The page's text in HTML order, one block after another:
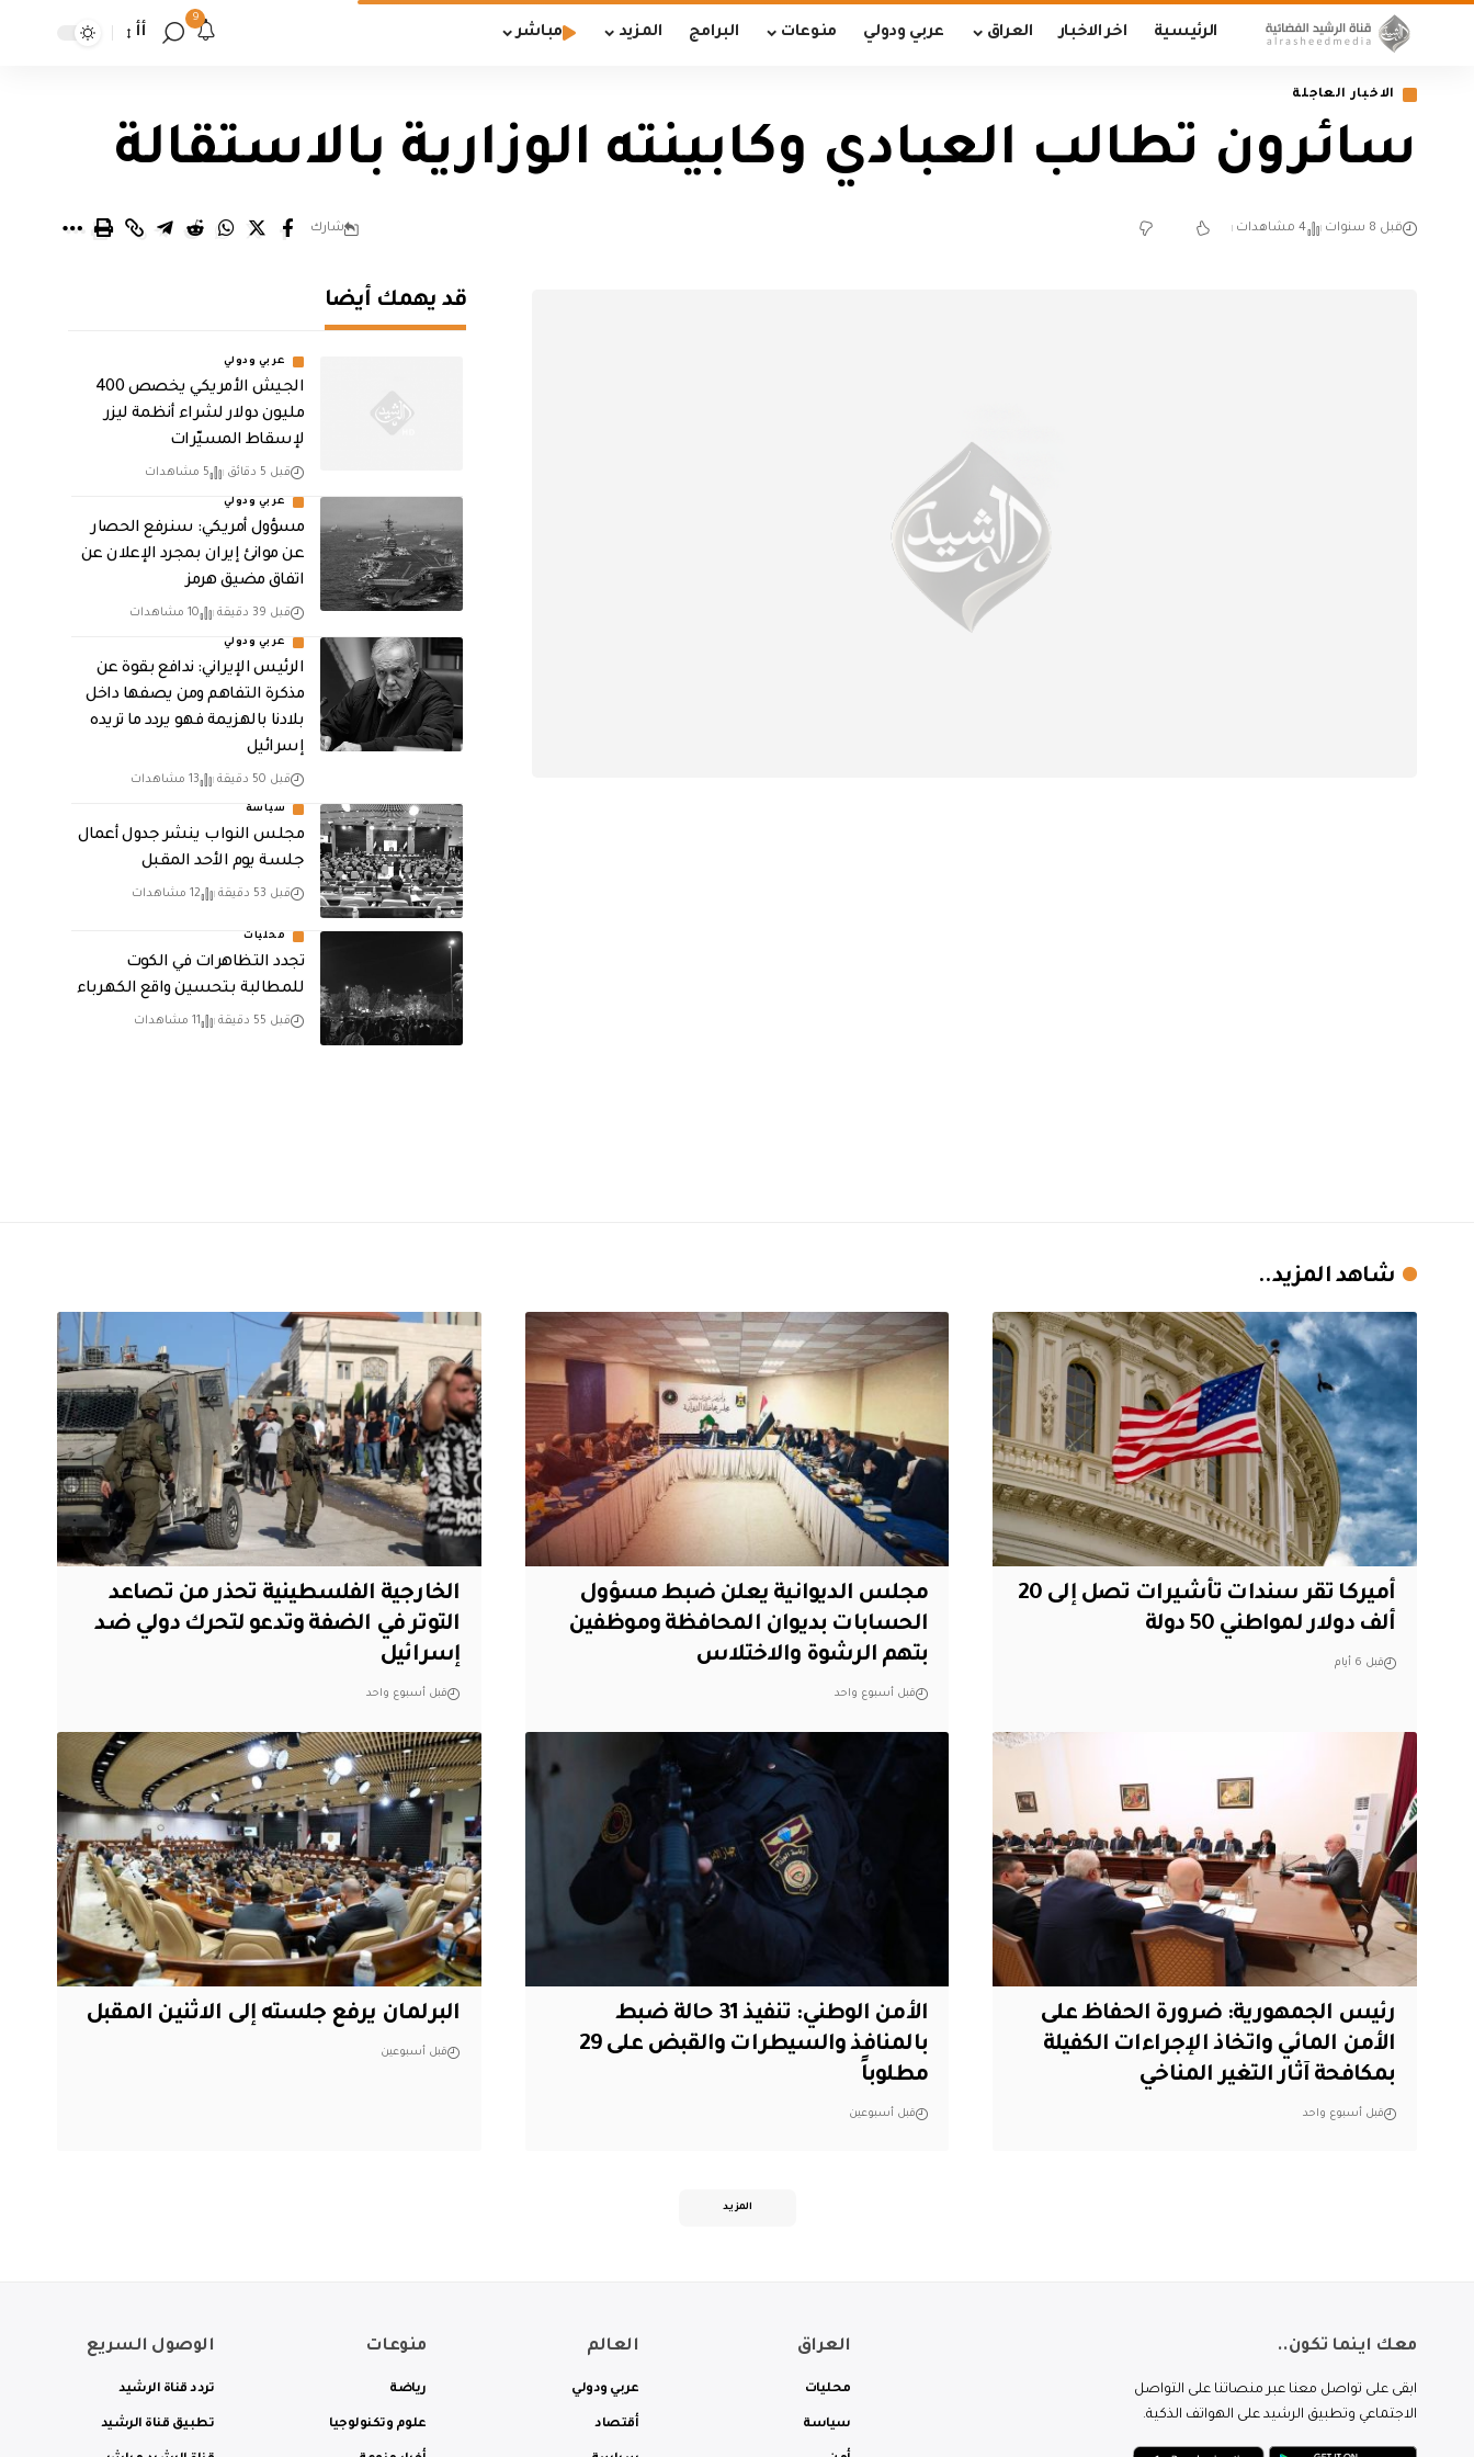
الرئيسية اخر الاخبار العراق عربي ودولي منوعات البرامج المزيد مباشر
9
أأ
الاخبار العاجلة
سائرون تطالب العبادي وكابينته الوزارية بالاستقالة
قبل 8 سنوات 4 مشاهدات شارك
قد يهمك أيضا
عربي ودولي
الجيش الأمريكي يخصص 400
مليون دولار لشراء أنظمة ليزر
لإسقاط المسيّرات
قبل 5 دقائق 5 مشاهدات
عربي ودولي
مسؤول أمريكي: سنرفع الحصار
عن موانئ إيران بمجرد الإعلان عن
اتفاق مضيق هرمز
قبل 39 دقيقة 10 مشاهدات
عربي ودولي
الرئيس الإيراني: ندافع بقوة عن
مذكرة التفاهم ومن يصفها داخل
بلادنا بالهزيمة فهو يردد ما تريده
إسرائيل
قبل 50 دقيقة 13 مشاهدات
سياسة
مجلس النواب ينشر جدول أعمال
جلسة يوم الأحد المقبل
قبل 53 دقيقة 12 مشاهدات
محليات
تجدد التظاهرات في الكوت
للمطالبة بتحسين واقع الكهرباء
قبل 55 دقيقة 11 مشاهدات
شاهد المزيد..
أميركا تقر سندات تأشيرات تصل إلى 20
ألف دولار لمواطني 50 دولة
قبل 6 أيام
مجلس الديوانية يعلن ضبط مسؤول
الحسابات بديوان المحافظة وموظفين
بتهم الرشوة والاختلاس
قبل أسبوع واحد
الخارجية الفلسطينية تحذر من تصاعد
التوتر في الضفة وتدعو لتحرك دولي ضد
إسرائيل
قبل أسبوع واحد
رئيس الجمهورية: ضرورة الحفاظ على
الأمن المائي واتخاذ الإجراءات الكفيلة
بمكافحة آثار التغير المناخي
قبل أسبوع واحد
الأمن الوطني: تنفيذ 31 حالة ضبط
بالمنافذ والسيطرات والقبض على 29
مطلوباً
قبل أسبوعين
البرلمان يرفع جلسته إلى الاثنين المقبل
قبل أسبوعين
المزيد
معك اينما تكون..
ابقى على تواصل معنا عبر منصاتنا على التواصل
الاجتماعي وتطبيق الرشيد على الهواتف الذكية.
العراق
محليات
سياسة
العالم
عربي ودولي
أقتصاد
منوعات
رياضة
علوم وتكنولوجيا
الوصول السريع
تردد قناة الرشيد
تطبيق قناة الرشيد